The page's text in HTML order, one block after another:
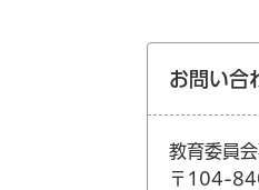
お問い合
教育委員
〒104-